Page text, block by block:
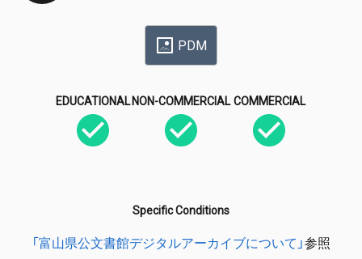
PDM
EDUCATIONAL NON-COMMERCIAL COMMERCIAL
Specific Conditions
「富山県公文書館デジタルアーカイブについて」参照